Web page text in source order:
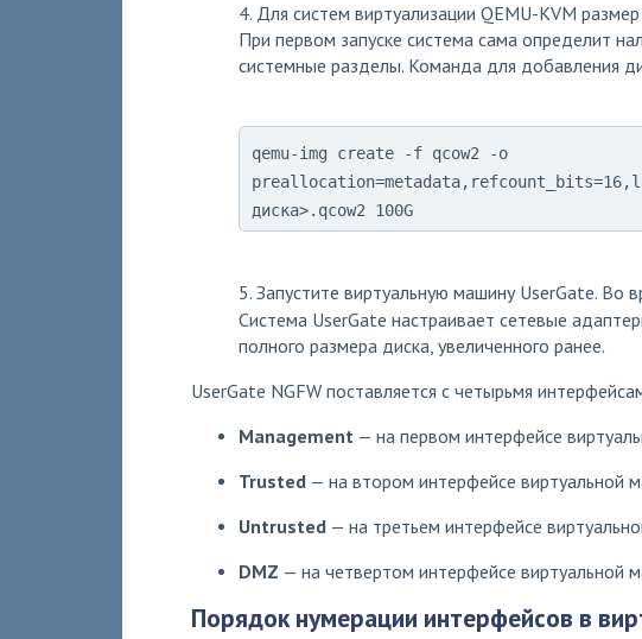
4. Для систем виртуализации QEMU-KVM
При первом запуске система сама определит
системные разделы. Команда для добавления
qemu-img create -f qcow2 -o
диска>.qcow2 100G
5. Запустите виртуальную машину UserGate. Во
Система UserGate настраивает сетевые
полного размера диска, увеличенного ранее.
UserGate NGFW поставляется с четырьмя
Management— на первом интерфейсе
Trusted— на втором интерфейсе виртуальной
Untrusted— на третьем интерфейсе
DMZ — на четвертом интерфейсе виртуальной
Порядок нумерации интерфейсов в